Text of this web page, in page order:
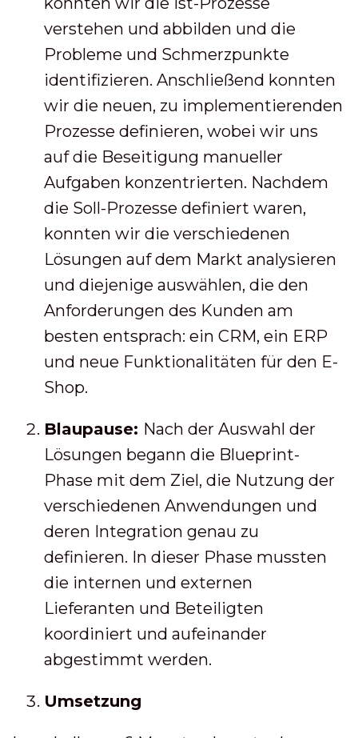
verstehen und abbilden und die
Probleme und Schmerzpunkte
identifizieren. Anschließend konnten
wir die neuen, zu implementierenden
Prozesse definieren, wobei wir uns
auf die Beseitigung manueller
Aufgaben konzentrierten. Nachdem
die Soll-Prozesse definiert waren,
konnten wir die verschiedenen
Lösungen auf dem Markt analysieren
und diejenige auswählen, die den
Anforderungen des Kunden am
besten entsprach: ein CRM, ein ERP
und neue Funktionalitäten für den E-
Shop.
Blaupause: Nach der Auswahl der
Lösungen begann die Blueprint-
Phase mit dem Ziel, die Nutzung der
verschiedenen Anwendungen und
deren Integration genau zu
definieren. In dieser Phase mussten
die internen und externen
Lieferanten und Beteiligten
koordiniert und aufeinander
abgestimmt werden.
Umsetzung